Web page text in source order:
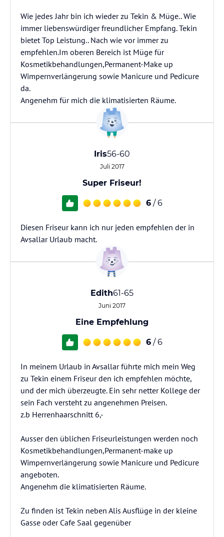
Wie jedes Jahr bin ich wieder zu Tekin & Müge.. Wie
immer liebenswürdiger freundlicher Empfang. Tekin
bietet Top Leistung.. Nach wie vor immer zu
empfehlen.Im oberen Bereich ist Müge für
Kosmetikbehandlungen,Permanent-Make up
Wimpernverlängerung sowie Manicure und Pedicure
da.
Angenehm für mich die klimatisierten Räume.
Iris56-60
Juli 2017
Super Friseur!
6 / 6
Diesen Friseur kann ich nur jeden empfehlen der in
Avsallar Urlaub macht.
Edith61-65
Juni 2017
Eine Empfehlung
6 / 6
In meinem Urlaub in Avsallar führte mich mein Weg
zu Tekin einem Friseur den ich empfehlen möchte,
und der mich überzeugte. Ein sehr netter Kollege der
sein Fach versteht zu angenehmen Preisen.
z.b Herrenhaarschnitt 6,-
Ausser den üblichen Friseurleistungen werden noch
Kosmetikbehandlungen,Permanent-make up
Wimpernverlängerung sowie Manicure und Pedicure
angeboten.
Angenehm die klimatisierten Räume.
Zu finden ist Tekin neben Alis Ausflüge in der kleine
Gasse oder Cafe Saal gegenüber